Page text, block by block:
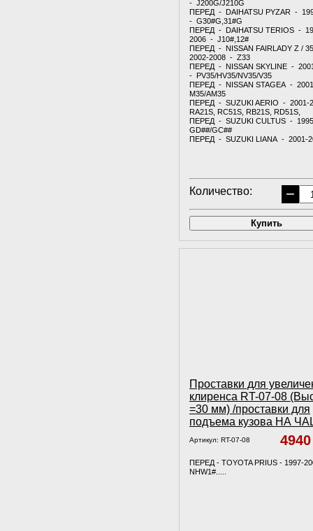
- J200G/J210G
ПЕРЕД - DAIHATSU PYZAR -
- G30#G,31#G
ПЕРЕД - DAIHATSU TERIOS -
2006 - J10#,12#
ПЕРЕД - NISSAN FAIRLADY Z /
2002-2008 - Z33
ПЕРЕД - NISSAN SKYLINE -
- PV35/HV35/NV35/V35
ПЕРЕД - NISSAN STAGEA -
M35/AM35
ПЕРЕД - SUZUKI AERIO - 2001-
RA21S, RC51S, RB21S, RD51S,
ПЕРЕД - SUZUKI CULTUS -
GD##/GC##
ПЕРЕД - SUZUKI LIANA - 2001-
Количество: −
Купить
Проставки для
клиренса RT-07-08
=30 мм) /проставки для
подъема кузова НА
Артикул: RT-07-08
ПЕРЕД - TOYOTA PRIUS - 1997-
NHW1#.....